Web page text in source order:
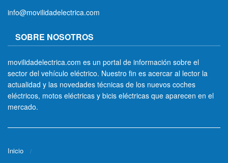
info@movilidadelectrica.com
SOBRE NOSOTROS
movilidadelectrica.com es un portal de información sobre el
sector del vehículo eléctrico. Nuestro fin es acercar al lector la
actualidad y las novedades técnicas de los nuevos coches
eléctricos, motos eléctricas y bicis eléctricas que aparecen en el
mercado.
Inicio